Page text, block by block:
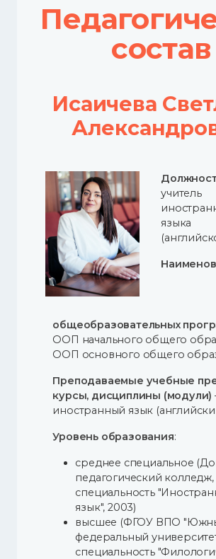
состав
Исаичева
учитель
языка
общеобразовательных
ООП начального общего
ООП основного общего
Преподаваемые учебные
курсы, дисциплины (модули)
иностранный язык
Уровень образования:
среднее специальное
педагогический колледж,
специальность
язык", 2003)
высшее (ФГОУ ВПО
федеральный
специальность